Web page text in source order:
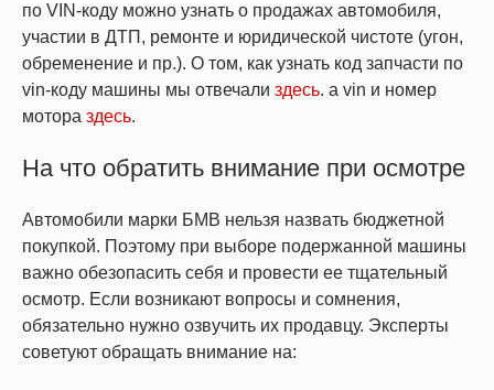
по VIN-коду можно узнать о продажах автомобиля,
участии в ДТП, ремонте и юридической чистоте (угон,
обременение и пр.). О том, как узнать код запчасти по
vin-коду машины мы отвечали здесь. а vin и номер
мотора здесь.
На что обратить внимание при осмотре
Автомобили марки БМВ нельзя назвать бюджетной
покупкой. Поэтому при выборе подержанной машины
важно обезопасить себя и провести ее тщательный
осмотр. Если возникают вопросы и сомнения,
обязательно нужно озвучить их продавцу. Эксперты
советуют обращать внимание на: